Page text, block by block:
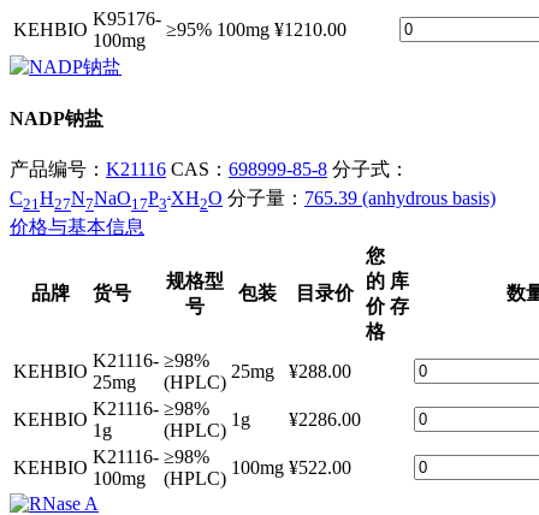
KEHBIO
K95176-
100mg
≥95% 100mg ¥1210.00
NADP钠盐
产品编号： K21116 CAS： 698999-85-8 分子式：
C
H N NaO P XH O 分子量： 765.39 (anhydrous basis)
价格与基本信息
品牌 货号
规格型
号
包装 目录价
您
的
价
格
库
存
数
KEHBIO
K21116-
25mg
≥98%
(HPLC)
25mg ¥288.00
KEHBIO
K21116-
1g
≥98%
(HPLC)
1g ¥2286.00
KEHBIO
K21116-
100mg
≥98%
(HPLC)
100mg ¥522.00